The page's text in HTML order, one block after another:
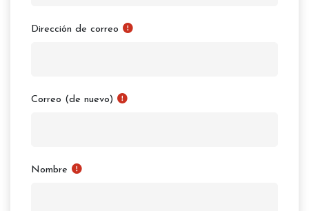
Dirección de correo
Correo (de nuevo)
Nombre